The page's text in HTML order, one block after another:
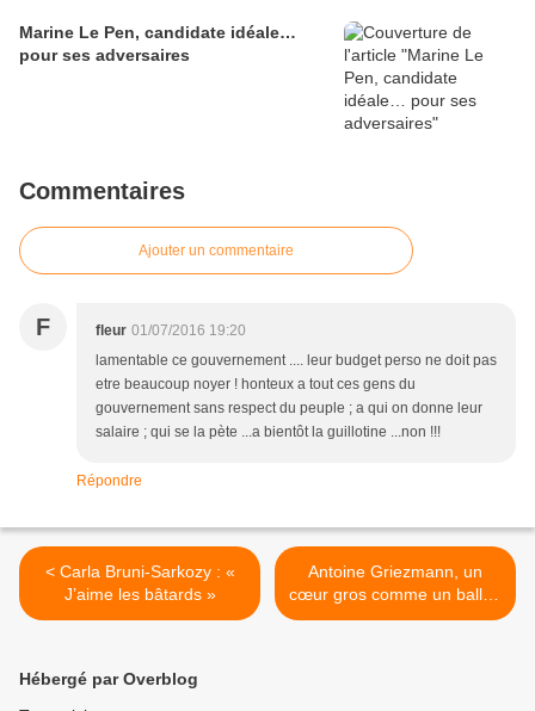
Marine Le Pen, candidate idéale…
pour ses adversaires
Commentaires
Ajouter un commentaire
F fleur 01/07/2016 19:20
lamentable ce gouvernement .... leur budget perso ne doit pas
etre beaucoup noyer ! honteux a tout ces gens du
gouvernement sans respect du peuple ; a qui on donne leur
salaire ; qui se la pète ...a bientôt la guillotine ...non !!!
Répondre
< Carla Bruni-Sarkozy : «
J’aime les bâtards »
Antoine Griezmann, un
cœur gros comme un ballon
! >
Hébergé par Overblog